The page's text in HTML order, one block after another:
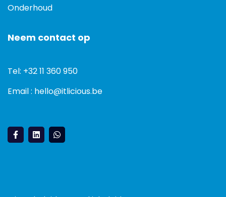
Onderhoud
Neem contact op
Tel: +32 11 360 950
Email : hello@itlicious.be